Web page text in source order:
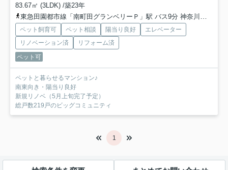
83.67㎡ (3LDK) /築23年
東急田園都市線「南町田グランベリーＰ」駅 バス9分 神奈川中央交通「マークスプリングス」 停歩2分
ペット飼育可 ペット相談 陽当り良好
エレベーター
リノベーション済
リフォーム済
ペット可
ペットと暮らせるマンション♪
南東向き・陽当り良好
新規リノベ（5月上旬完了予定）
総戸数219戸のビッグコミュニティ
1